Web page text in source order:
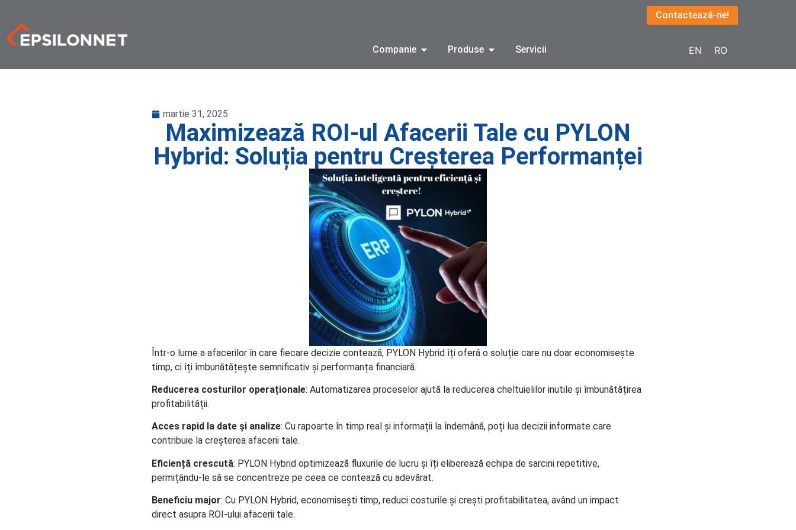
Contactează-ne!
Companie Produse Servicii EN RO
martie 31, 2025
Maximizează ROI-ul Afacerii Tale cu PYLON
Hybrid: Soluția pentru Creșterea Performanței
Într-o lume a afacerilor în care fiecare decizie contează, PYLON Hybrid îți oferă o soluție care nu doar economisește
timp, ci îți îmbunătățește semnificativ și performanța financiară.
Reducerea costurilor operaționale: Automatizarea proceselor ajută la reducerea cheltuielilor inutile și îmbunătățirea
profitabilității.
Acces rapid la date și analize: Cu rapoarte în timp real și informații la îndemână, poți lua decizii informate care
contribuie la creșterea afacerii tale.
Eficiență crescută: PYLON Hybrid optimizează fluxurile de lucru și îți eliberează echipa de sarcini repetitive,
permițându-le să se concentreze pe ceea ce contează cu adevărat.
Beneficiu major: Cu PYLON Hybrid, economisești timp, reduci costurile și crești profitabilitatea, având un impact
direct asupra ROI-ului afacerii tale.